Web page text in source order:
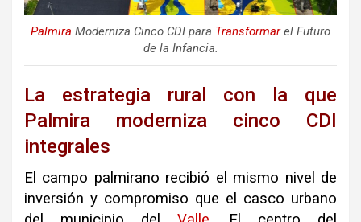
Palmira Moderniza Cinco CDI para Transformarel Futuro
de la Infancia.
La estrategia rural con la que
Palmira moderniza cinco CDI
integrales
El campo palmirano recibió el mismo nivel de
inversión y compromiso que el casco urbano